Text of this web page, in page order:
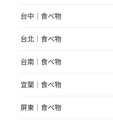
台中｜食べ物
台北｜食べ物
台南｜食べ物
宜蘭｜食べ物
屏東｜食べ物